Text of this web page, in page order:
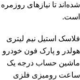
شده‌اند تا نیازهای
است.
فلاسک استیل نیم لیتری
هولدر و پارک فون خودرو
ماشین حساب درجه یک
ساعت رومیزی فلزی